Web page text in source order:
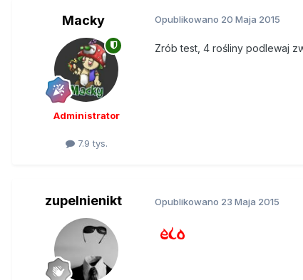
Macky
Administrator
7.9 tys.
Opublikowano 20 Maja 2015
Zrób test, 4 rośliny podlewaj
zupelnienikt Opublikowano 23 Maja 2015